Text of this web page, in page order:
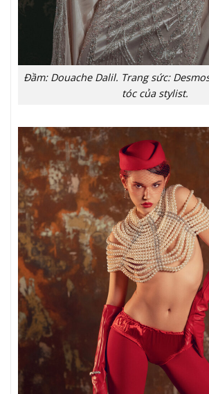
Đầm: Douache Dalil. Trang sức:
tóc của stylist.